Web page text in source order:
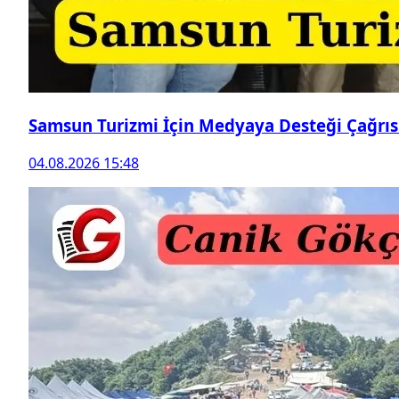
Samsun Turizmi İçin Medyaya Desteği
04.08.2026 15:48